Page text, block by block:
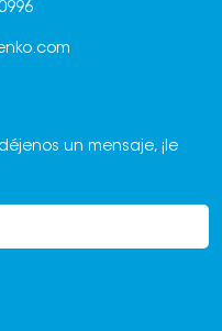
un mensaje, ¡le